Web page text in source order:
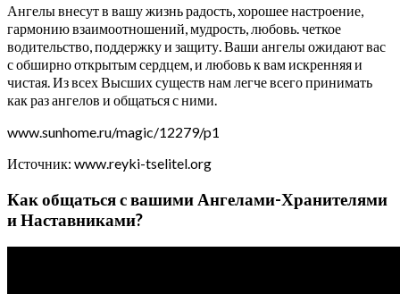
Ангелы внесут в вашу жизнь радость, хорошее настроение,
гармонию взаимоотношений, мудрость, любовь. четкое
водительство, поддержку и защиту. Ваши ангелы ожидают вас
с обширно открытым сердцем, и любовь к вам искренняя и
чистая. Из всех Высших существ нам легче всего принимать
как раз ангелов и общаться с ними.
www.sunhome.ru/magic/12279/p1
Источник: www.reyki-tselitel.org
Как общаться с вашими Ангелами-Хранителями
и Наставниками?